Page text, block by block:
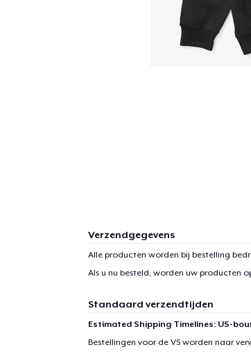
Verzendgegevens
Alle producten worden bij bestelling
Als u nu besteld, worden uw producten
Standaard verzendtijden
Estimated Shipping Timelines: US-
Bestellingen voor de VS worden naar